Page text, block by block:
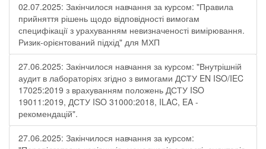
02.07.2025: Закінчилося навчання за курсом: "Правила
прийняття рішень щодо відповідності вимогам
специфікації з урахуванням невизначеності вимірювання.
Ризик-орієнтований підхід" для МХП
27.06.2025: Закінчилося навчання за курсом: "Внутрішній
аудит в лабораторіях згідно з вимогами ДСТУ EN ISO/IEC
17025:2019 з врахуванням положень ДСТУ ISO
19011:2019, ДСТУ ISO 31000:2018, ILAC, EA -
рекомендацій".
27.06.2025: Закінчилося навчання за курсом: